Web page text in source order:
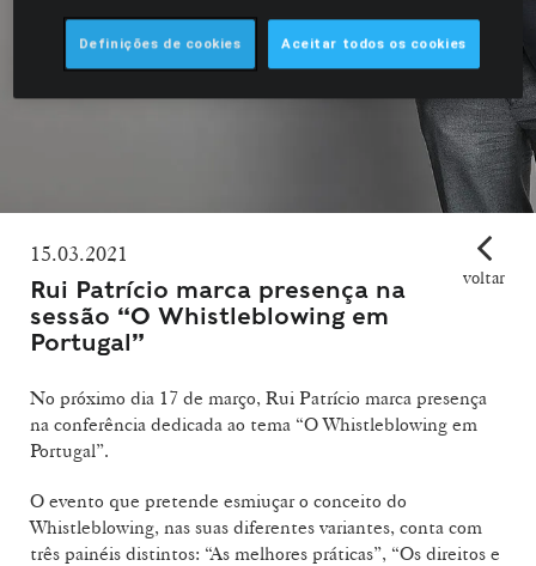
15.03.2021
Rui Patrício marca presença na
sessão “O Whistleblowing em
Portugal”
voltar
No próximo dia 17 de março, Rui Patrício marca presença
na conferência dedicada ao tema “O Whistleblowing em
Portugal”.
O evento que pretende esmiuçar o conceito do
Whistleblowing, nas suas diferentes variantes, conta com
três painéis distintos: “As melhores práticas”, “Os direitos e
Definições de cookies Aceitar todos os cookies